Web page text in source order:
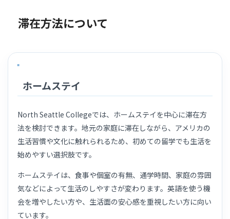
滞在方法について
ホームステイ
North Seattle Collegeでは、ホームステイを中心に滞在方
法を検討できます。地元の家庭に滞在しながら、アメリカの
生活習慣や文化に触れられるため、初めての留学でも生活を
始めやすい選択肢です。
ホームステイは、食事や個室の有無、通学時間、家庭の雰囲
気などによって生活のしやすさが変わります。英語を使う機
会を増やしたい方や、生活面の安心感を重視したい方に向い
ています。